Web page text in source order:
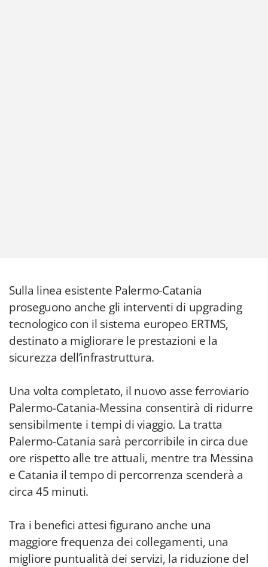
Sulla linea esistente Palermo-Catania
proseguono anche gli interventi di upgrading
tecnologico con il sistema europeo ERTMS,
destinato a migliorare le prestazioni e la
sicurezza dell’infrastruttura.
Una volta completato, il nuovo asse ferroviario
Palermo-Catania-Messina consentirà di ridurre
sensibilmente i tempi di viaggio. La tratta
Palermo-Catania sarà percorribile in circa due
ore rispetto alle tre attuali, mentre tra Messina
e Catania il tempo di percorrenza scenderà a
circa 45 minuti.
Tra i benefici attesi figurano anche una
maggiore frequenza dei collegamenti, una
migliore puntualità dei servizi, la riduzione del